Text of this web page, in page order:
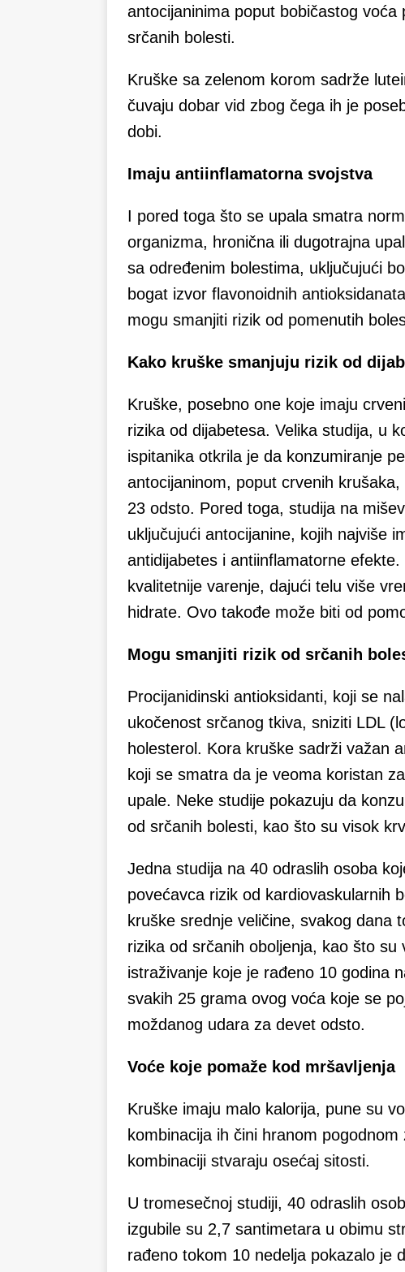
antocijaninima poput bobičastog
srčanih bolesti.
Kruške sa zelenom korom sadrže
čuvaju dobar vid zbog čega ih je
dobi.
Imaju antiinflamatorna svojstva
I pored toga što se upala smatra
organizma, hronična ili dugotrajna
sa određenim bolestima, uključujući
bogat izvor flavonoidnih
mogu smanjiti rizik od pomenutih
Kako kruške smanjuju rizik od
Kruške, posebno one koje imaju
rizika od dijabetesa. Velika studija, u
ispitanika otkrila je da konzumiranje
antocijaninom, poput crvenih
23 odsto. Pored toga, studija na
uključujući antocijanine, kojih najviše
antidijabetes i antiinflamatorne
kvalitetnije varenje, dajući telu više
hidrate. Ovo takođe može biti od
Mogu smanjiti rizik od srčanih
Procijanidinski antioksidanti, koji se
ukočenost srčanog tkiva, sniziti LDL
holesterol. Kora kruške sadrži važan
koji se smatra da je veoma koristan
upale. Neke studije pokazuju da
od srčanih bolesti, kao što su visok
Jedna studija na 40 odraslih osoba
povećavca rizik od kardiovaskularnih
kruške srednje veličine, svakog dana
rizika od srčanih oboljenja, kao što
istraživanje koje je rađeno 10 godina
svakih 25 grama ovog voća koje se
moždanog udara za devet odsto.
Voće koje pomaže kod mršavljenja
Kruške imaju malo kalorija, pune su
kombinacija ih čini hranom
kombinaciji stvaraju osećaj sitosti.
U tromesečnoj studiji, 40 odraslih
izgubile su 2,7 santimetara u obimu
rađeno tokom 10 nedelja pokazalo je